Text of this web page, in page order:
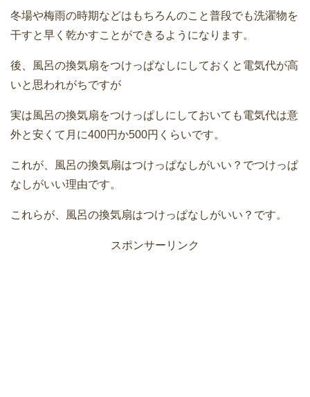
冬場や梅雨の時期などはもちろんのこと普段でも洗濯物を
干すと早く乾かすことができるようになります。
後、風呂の換気扇をつけっぱなしにしておくと電気代が高
いと思われがちですが
実は風呂の換気扇をつけっぱしにしておいても電気代は意
外と安くて月に400円か500円くらいです。
これが、風呂の換気扇はつけっぱなしがいい？でつけっぱ
なしがいい理由です。
これらが、風呂の換気扇はつけっぱなしがいい？です。
スポンサーリンク